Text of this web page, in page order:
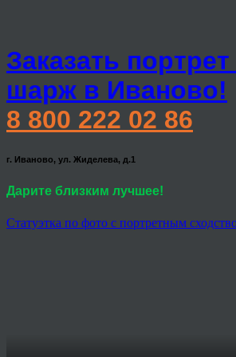
Заказать
шарж в Иваново!
8 800 222 02 86
г. Иваново, ул. Жиделева, д.1
Дарите близким лучшее!
Статуэтка по фото с портретным